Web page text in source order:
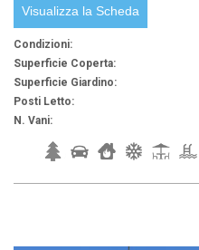
Visualizza la Scheda
Condizioni:
Superficie Coperta:
Superficie Giardino:
Posti Letto:
N. Vani: